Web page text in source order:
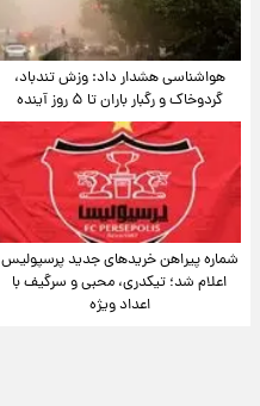
هواشناسی هشدار داد: وزش تندباد،
گردوخاک و رگبار باران تا ۵ روز آینده
شماره پیراهن خریدهای جدید پرسپولیس
اعلام شد؛ تیکدری، محبی و سرگیف با
اعداد ویژه